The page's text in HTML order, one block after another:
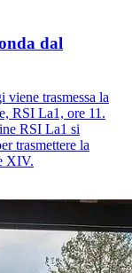
dal
viene trasmessa la
RSI La1, ore 11.
RSI La1 si
trasmettere la
XIV.